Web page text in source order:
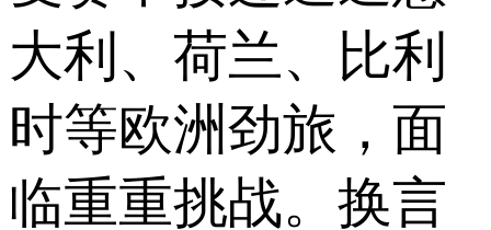
大利、荷兰、比利
时等欧洲劲旅，面
临重重挑战。换言